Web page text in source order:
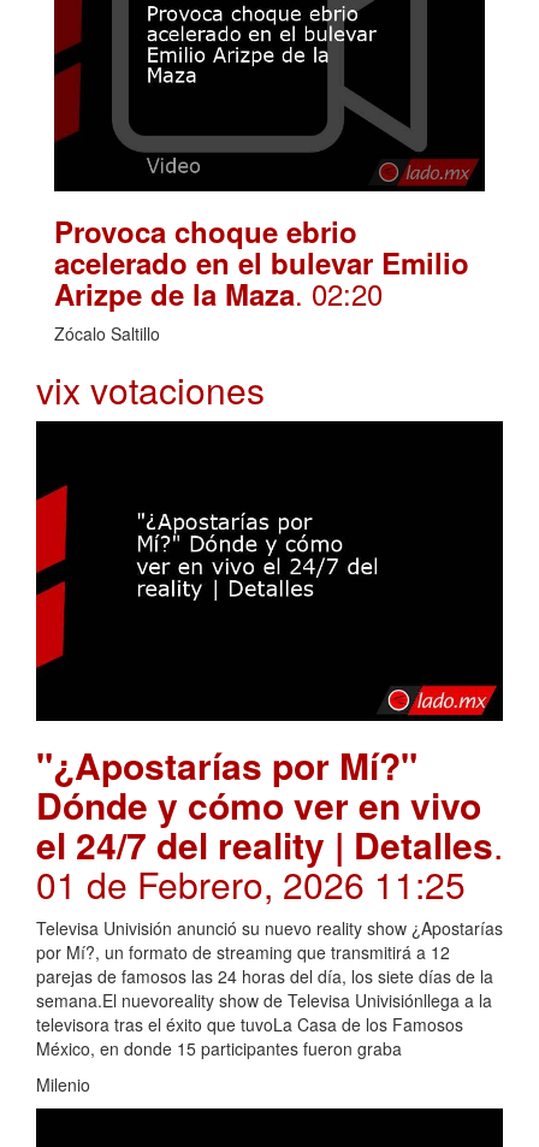
Provoca choque ebrio
acelerado en el bulevar Emilio
Arizpe de la Maza. 02:20
Zócalo Saltillo
vix votaciones
"¿Apostarías por Mí?"
Dónde y cómo ver en vivo
el 24/7 del reality | Detalles.
01 de Febrero, 2026 11:25
Televisa Univisión anunció su nuevo reality show ¿Apostarías
por Mí?, un formato de streaming que transmitirá a 12
parejas de famosos las 24 horas del día, los siete días de la
semana.El nuevoreality show de Televisa Univisiónllega a la
televisora tras el éxito que tuvoLa Casa de los Famosos
México, en donde 15 participantes fueron graba
Milenio